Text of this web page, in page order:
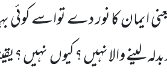
ایمان کا نور دے تواسے کوئی
لینے والا نہیں ؟ کیوںنہیں